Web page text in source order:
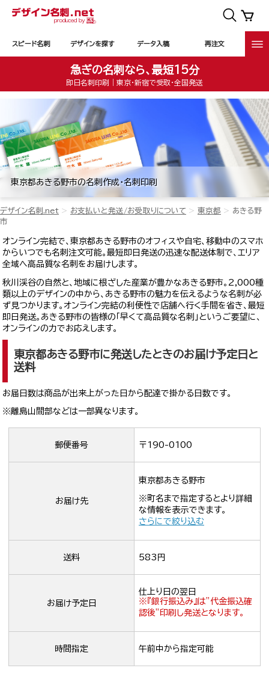
スピード名刺 デザインを探す データ入稿 再注文
急ぎの名刺なら、最短15分
即日名刺印刷｜東京・新宿で受取・全国発送
東京都あきる野市の名刺作成・名刺印刷
デザイン名刺.net お支払いと発送/お受取りについて 東京都
あきる野
市
オンライン完結で、東京都あきる野市のオフィスや自宅、移動中のスマホ
からいつでも名刺注文可能。最短即日発送の迅速な配送体制で、エリア
全域へ高品質な名刺をお届けします。
秋川渓谷の自然と、地域に根ざした産業が豊かなあきる野市。2,000種
類以上のデザインの中から、あきる野市の魅力を伝えるような名刺が必
ず見つかります。オンライン完結の利便性で店舗へ行く手間を省き、最短
即日発送。あきる野市の皆様の「早くて高品質な名刺」というご要望に、
オンラインの力でお応えします。
東京都あきる野市に発送したときのお届け予定日と
送料
お届日数は商品が出来上がった日から配達で掛かる日数です。
※離島山間部などは一部異なります。
郵便番号 〒190-0100
お届け先
東京都あきる野市
※町名まで指定するとより詳細
な情報を表示できます。
さらにで絞り込む
送料 583円
お届け予定日
仕上り日の翌日
※『銀行振込み』は”代金振込確
認後”印刷し発送となります。
時間指定 午前中から指定可能